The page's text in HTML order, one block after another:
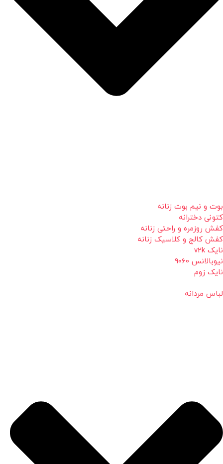
بوت و نیم بوت زنانه
کتونی دخترانه
کفش روزمره و راحتی زنانه
کفش کالج و کلاسیک زنانه
نایک v2k
نیوبالانس 9060
نایک زوم
لباس مردانه